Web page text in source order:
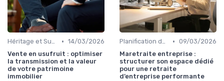
Héritage et Succession • 14/03/2026
Vente en usufruit : optimiser
la transmission et la valeur
de votre patrimoine
immobilier
Planification de la Retraite • 09/03/2026
Maretraite entreprise :
structurer son espace dédié
pour une retraite
d’entreprise performante